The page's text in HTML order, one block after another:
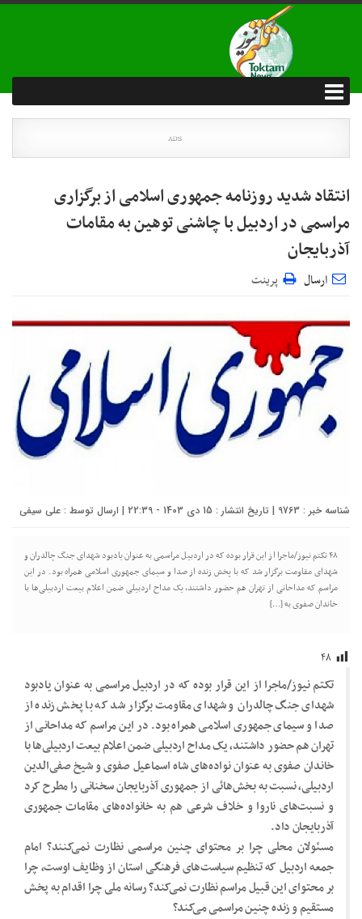
انتقاد شدید روزنامه جمهوری اسلامی از برگزاری
مراسمی در اردبیل با چاشنی توهین به مقامات
آذربایجان
ارسال پرینت
شناسه خبر : 9763 | تاریخ انتشار : 15 دی 1403 - 22:39 | ارسال توسط : علی سیفی
۴۸ تکتم نیوز/ماجرا از این قرار بوده که در اردبیل مراسمی به عنوان یادبود شهدای جنگ چالدران و
شهدای مقاومت برگزار شد که با پخش زنده از صدا و سیمای جمهوری اسلامی همراه بود. در این
مراسم که مداحانی از تهران هم حضور داشتند، یک مداح اردبیلی ضمن اعلام بیعت اردبیلی‌ها با
خاندان صفوی به […]
۴۸
تکتم نیوز/ماجرا از این قرار بوده که در اردبیل مراسمی به عنوان یادبود
شهدای جنگ چالدران و شهدای مقاومت برگزار شد که با پخش زنده از
صدا و سیمای جمهوری اسلامی همراه بود. در این مراسم که مداحانی از
تهران هم حضور داشتند، یک مداح اردبیلی ضمن اعلام بیعت اردبیلی‌ها با
خاندان صفوی به عنوان نواده‌های شاه ‌اسماعیل صفوی و شیخ‌ صفی‌الدین
اردبیلی، نسبت به بخش‌هائی از جمهوری آذربایجان سخنانی را مطرح کرد
و نسبت‌های ناروا و خلاف شرعی هم به خانواده‌های مقامات جمهوری
آذربایجان داد.
مسئولان محلی چرا بر محتوای چنین مراسمی نظارت نمی‌کنند؟ امام
جمعه اردبیل که تنظیم سیاست‌های فرهنگی استان از وظایف اوست، چرا
بر محتوای این قبیل مراسم نظارت نمی‌کند؟ رسانه ملی چرا اقدام به پخش
مستقیم و زنده چنین مراسمی می‌کند؟